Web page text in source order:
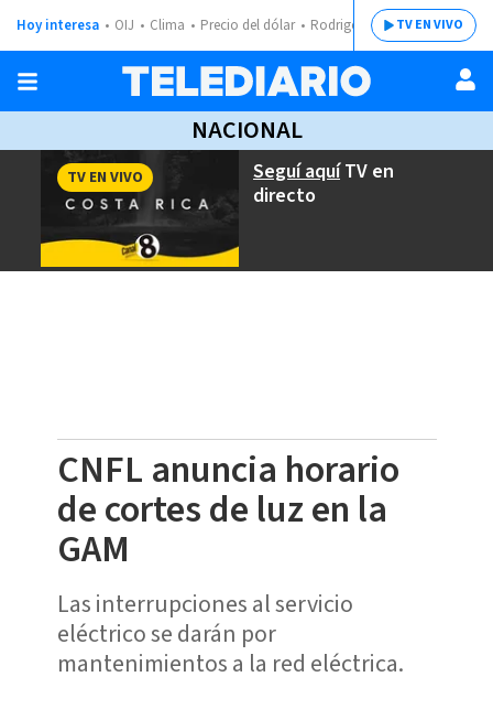
Hoy interesa OIJ Clima Precio del dólar Rodrigo ChavesTV EN VIVO
NACIONAL
Seguí aquíTV en
directo
TV EN VIVO
CNFL anuncia horario
de cortes de luz en la
GAM
Las interrupciones al servicio
eléctrico se darán por
mantenimientos a la red eléctrica.